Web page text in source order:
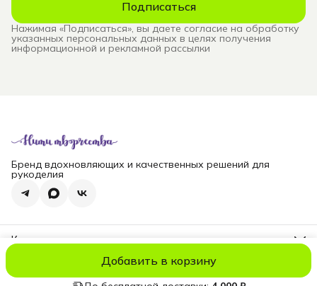
Добавить в корзину
Подписаться
Нажимая «Подписаться», вы даете согласие на обработку
указанных персональных данных в целях получения
информационной и рекламной рассылки
Бренд вдохновляющих и качественных решений для
рукоделия
Контакты
Эл. почта
© niti_liveОплатаДоставкаПравила возвратаРеквизиты